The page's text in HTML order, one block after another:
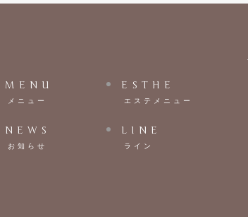
MENU
メニュー
ESTHE
エステメニュー
NEWS
お知らせ
LINE
ライン